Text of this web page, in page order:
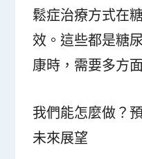
鬆症治療方式在
效。這些都是糖
康時，需要多方
我們能怎麼做？
未來展望